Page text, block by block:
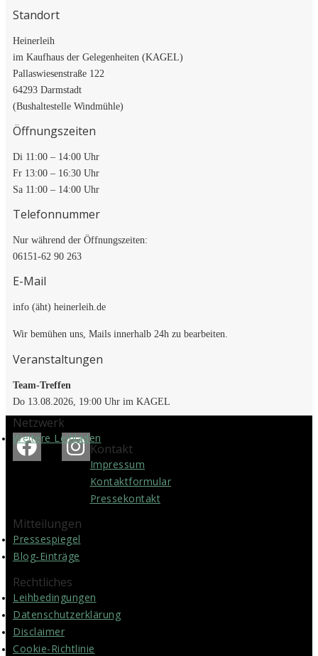
Standort
Heinerleih
im Kaufhaus der Gelegenheiten (KAGEL)
Pallaswiesenstraße 122
64293 Darmstadt
(Bushaltestelle Windmühle)
Öffnungszeiten
Di 11:00 – 14:00 Uhr
Fr 13:00 – 16:30 Uhr
Sa 11:00 – 14:00 Uhr
Telefonnummer
Nur während der Öffnungszeiten:
06151-62 90 263
E-Mail
info (äht) heinerleih.de
Wir bemühen uns, Mails innerhalb 24h zu bearbeiten.
Veranstaltungen
Team-Treffen
Do 13.08.2026, 19:00 Uhr im KAGEL
Netzwerk
Weitere Leihläden
Kontakt
Impressum
Kontakt­formular
Pressekontakt
Mitteilungen
Pressespiegel
Blog-Einträge
Rechtliches
Leih­bedingungen
Datenschutz­erklärung
Disclaimer
Cookie-Richtlinie